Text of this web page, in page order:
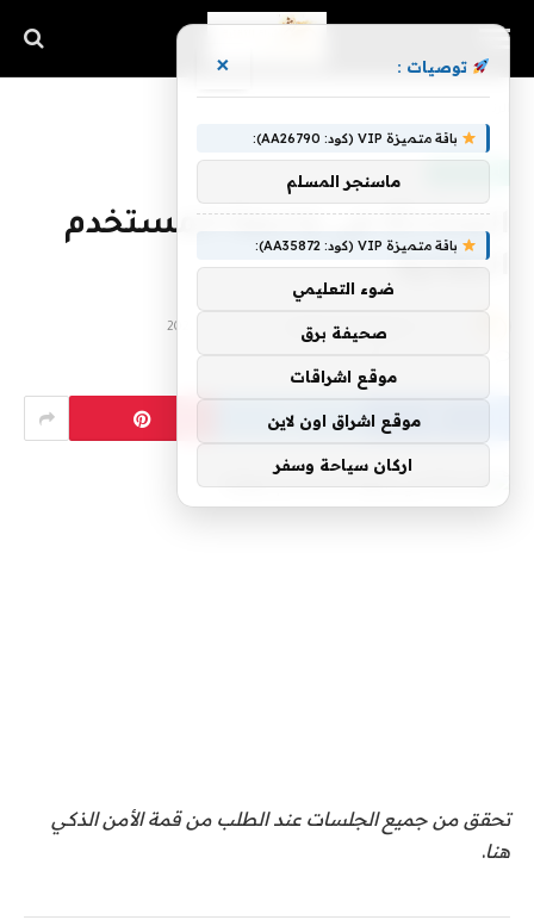
المحادثة هي واجهة المستخدم
النهائية
فريق اشراق التقنية
لا توجد تعليقات
تحقق من جميع الجلسات عند الطلب من قمة الأمن الذكي
هنا.
توصيات : ×
باقة متميزة VIP (كود: AA26790):
ماسنجر المسلم
باقة متميزة VIP (كود: AA35872):
ضوء التعليمي
صحيفة برق
موقع اشراقات
موقع اشراق اون لاين
اركان سياحة وسفر